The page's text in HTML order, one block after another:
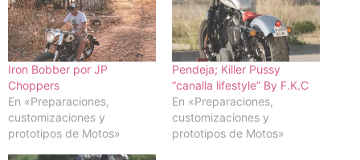
Iron Bobber por JP
Choppers
En «Preparaciones,
customizaciones y
prototipos de Motos»
Pendeja; Killer Pussy
“canalla lifestyle” By F.K.C
En «Preparaciones,
customizaciones y
prototipos de Motos»